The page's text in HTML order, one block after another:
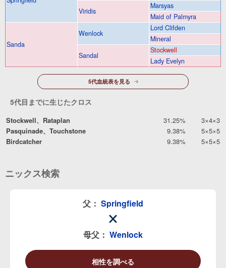
Viridis
Marsyas
Maid of Palmyra
Sanda
Wenlock
Lord Clifden
Mineral
Sandal
Stockwell
Lady Evelyn
5代血統表を見る
5代目までに生じたクロス
Stockwell、Rataplan 31.25%
3×4×3
Pasquinade、Touchstone
9.38%
5×5×5
Birdcatcher
9.38% 5×5×5
ニックス検索
父： Springfield
母父： Wenlock
相性を調べる